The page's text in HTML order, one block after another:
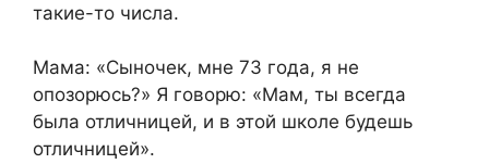
такие-то числа.
Мама: «Сыночек, мне 73 года, я не
опозорюсь?» Я говорю: «Мам, ты всегда
была отличницей, и в этой школе будешь
отличницей».